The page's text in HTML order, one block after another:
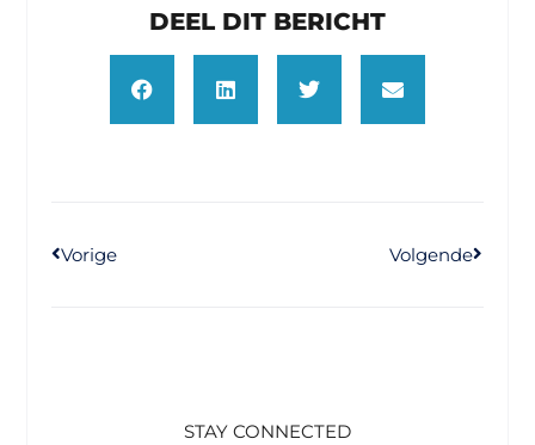
DEEL DIT BERICHT
Vorige Volgende
STAY CONNECTED